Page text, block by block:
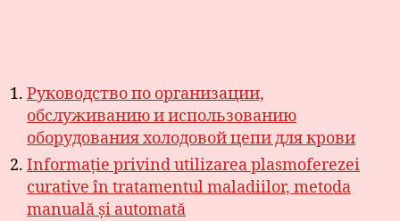
Руководство по организации,
обслуживанию и использованию
оборудования холодовой цепи для крови
Informație privind utilizarea plasmoferezei
curative în tratamentul maladiilor, metoda
manuală și automată